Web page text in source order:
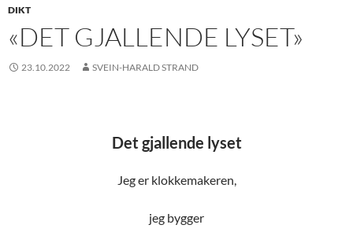
DIKT
«DET GJALLENDE LYSET»
23.10.2022 SVEIN-HARALD STRAND
Det gjallende lyset
Jeg er klokkemakeren,
jeg bygger